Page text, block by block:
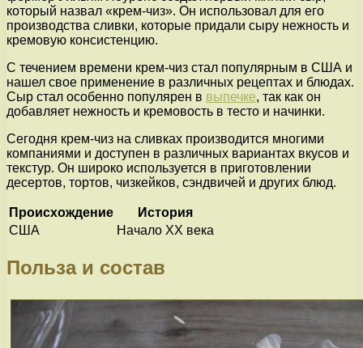
который назвал «крем-чиз». Он использовал для его
производства сливки, которые придали сыру нежность и
кремовую консистенцию.
С течением времени крем-чиз стал популярным в США и
нашел свое применение в различных рецептах и блюдах.
Сыр стал особенно популярен в выпечке, так как он
добавляет нежность и кремовость в тесто и начинки.
Сегодня крем-чиз на сливках производится многими
компаниями и доступен в различных вариантах вкусов и
текстур. Он широко используется в приготовлении
десертов, тортов, чизкейков, сэндвичей и других блюд.
Происхождение
История
США
Начало XX века
Польза и состав